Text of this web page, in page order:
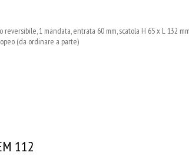
reversibile, 1 mandata, entrata 60 mm, scatola H 65 x L 132
(da ordinare a parte)
112